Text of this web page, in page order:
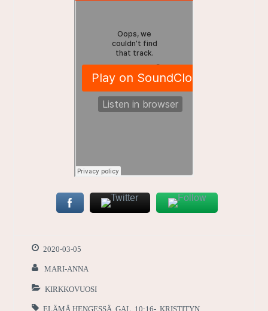
2020-03-05
MARI-ANNA
KIRKKOVUOSI
ELÄMÄ HENGESSÄ ,GAL. 10:16- ,KRISTITYN